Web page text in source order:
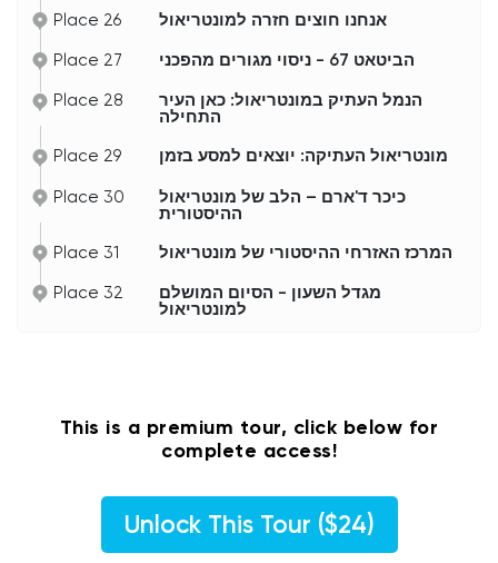
Place 26 אנחנו חוצים חזרה למונטריאול
Place 27 הביטאט 67 - ניסוי מגורים מהפכני
Place 28
הנמל העתיק במונטריאול: כאן העיר
התחילה
Place 29
מונטריאול העתיקה: יוצאים למסע בזמן
Place 30
כיכר ד'ארם – הלב של מונטריאול
ההיסטורית
Place 31
המרכז האזרחי ההיסטורי של מונטריאול
Place 32
מגדל השעון - הסיום המושלם
למונטריאול
This is a premium tour, click below for
complete access!
Unlock This Tour ($24)